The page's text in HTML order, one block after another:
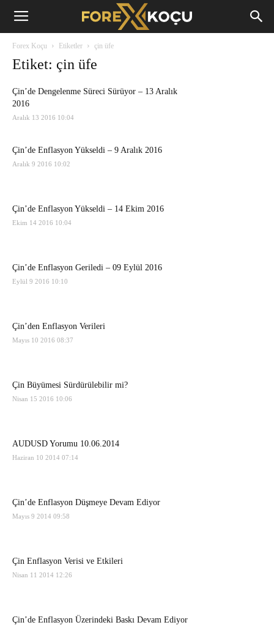
Forex
Forex Koçu Etiketler çin üfe
Etiket: çin üfe
Çin’de Dengelenme Süreci Sürüyor – 13 Aralık
2016
Aralık 13 2016 10:04
Çin’de Enflasyon Yükseldi – 9 Aralık 2016
Aralık 9 2016 10:02
Çin’de Enflasyon Yükseldi – 14 Ekim 2016
Ekim 14 2016 10:04
Çin’de Enflasyon Geriledi – 09 Eylül 2016
Eylül 9 2016 10:10
Çin’den Enflasyon Verileri
Mayıs 10 2016 08:37
Çin Büyümesi Sürdürülebilir mi?
Nisan 15 2016 10:06
AUDUSD Yorumu 10.06.2014
Haziran 10 2014 07:14
Çin’de Enflasyon Düşmeye Devam Ediyor
Mayıs 9 2014 09:58
Çin Enflasyon Verisi ve Etkileri
Nisan 11 2014 12:26
Çin’de Enflasyon Üzerindeki Baskı Devam Ediyor